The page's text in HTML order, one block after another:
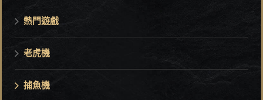
熱門遊戲
老虎機
捕魚機